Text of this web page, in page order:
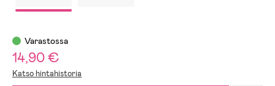
Varastossa
14,90 €
Katso hintahistoria